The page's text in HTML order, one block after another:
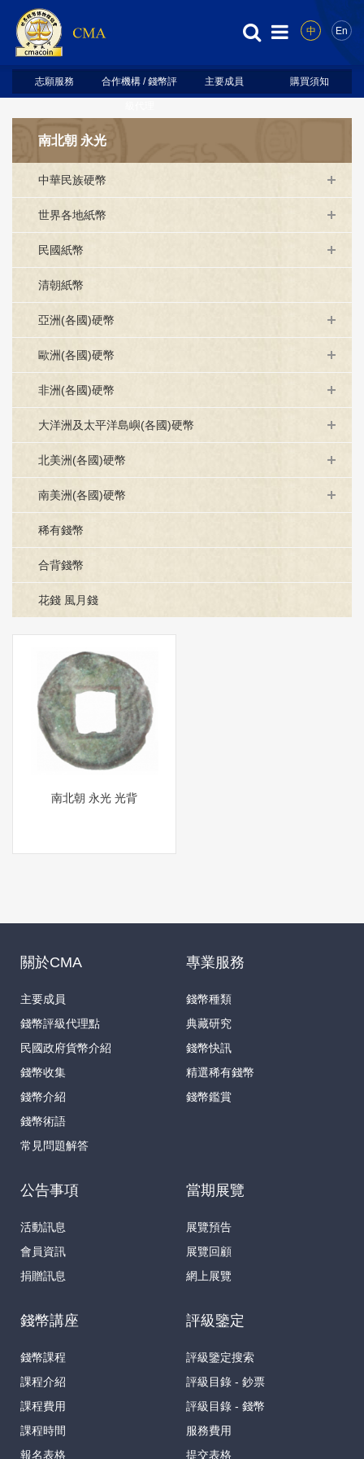
中 En
志願服務 合作機構 / 錢幣評 主要成員 購買須知
南北朝 永光
中華民族硬幣
世界各地紙幣
民國紙幣
清朝紙幣
亞洲(各國)硬幣
歐洲(各國)硬幣
非洲(各國)硬幣
大洋洲及太平洋島嶼(各國)硬幣
北美洲(各國)硬幣
南美洲(各國)硬幣
稀有錢幣
合背錢幣
花錢 風月錢
南北朝 永光 光背
關於CMA
主要成員
錢幣評級代理點
民國政府貨幣介紹
錢幣收集
錢幣介紹
錢幣術語
常見問題解答
專業服務
錢幣種類
典藏研究
錢幣快訊
精選稀有錢幣
錢幣鑑賞
公告事項
活動訊息
會員資訊
捐贈訊息
當期展覽
展覽預告
展覽回顧
網上展覽
錢幣講座
錢幣課程
課程介紹
課程費用
課程時間
報名表格
評級鑒定
評級鑒定搜索
評級目錄 - 鈔票
評級目錄 - 錢幣
服務費用
提交表格